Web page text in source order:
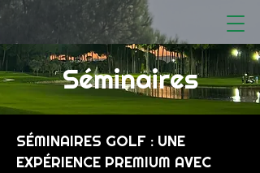
Séminaires
SÉMINAIRES GOLF : UNE
EXPÉRIENCE PREMIUM AVEC